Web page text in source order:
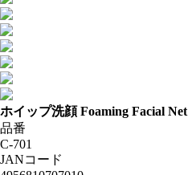
ホイップ洗顔Foaming Facial Net
品番
C-701
JANコード